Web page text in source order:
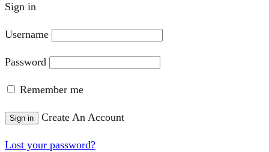
Sign in
Username
Password
Remember me
Sign in Create An Account
Lost your password?